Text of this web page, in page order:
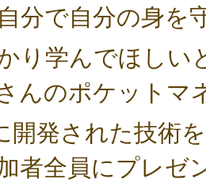
分で自分の身を
り学んでほしい
んのポケットマ
開発された技術
者全員にプレゼ